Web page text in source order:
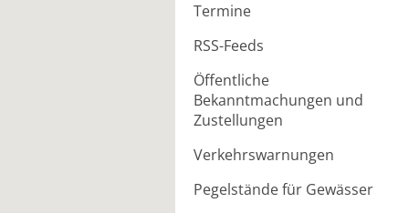
Termine
RSS-Feeds
Öffentliche
Bekanntmachungen und
Zustellungen
Verkehrswarnungen
Pegelstände für Gewässer